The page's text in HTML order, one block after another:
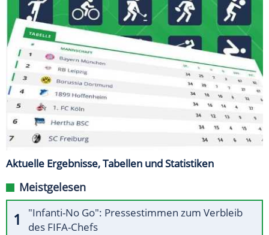
Aktuelle Ergebnisse, Tabellen und Statistiken
Meistgelesen
"Infanti-No Go": Pressestimmen zum Verbleib
des FIFA-Chefs